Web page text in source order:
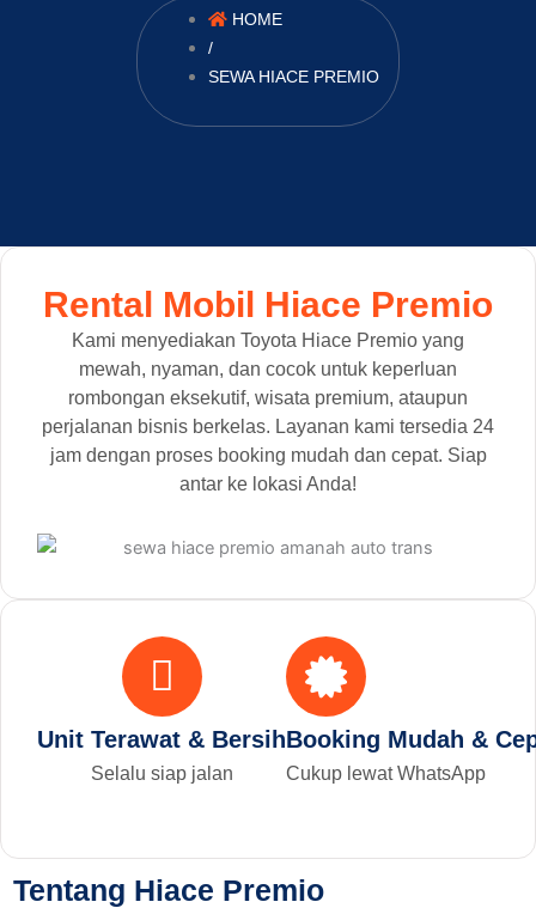
HOME
/
SEWA HIACE PREMIO
Rental Mobil Hiace Premio
Kami menyediakan Toyota Hiace Premio yang
mewah, nyaman, dan cocok untuk keperluan
rombongan eksekutif, wisata premium, ataupun
perjalanan bisnis berkelas. Layanan kami tersedia 24
jam dengan proses booking mudah dan cepat. Siap
antar ke lokasi Anda!
Unit Terawat & Bersih
Selalu siap jalan
Booking Mudah &
Cukup lewat WhatsApp
Tentang Hiace Premio